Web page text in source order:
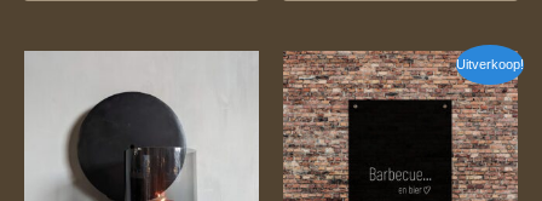
Uitverkoop!
Oorspronkelijke
prijs
was:
€ 16,95.
Huidige
prijs
is: